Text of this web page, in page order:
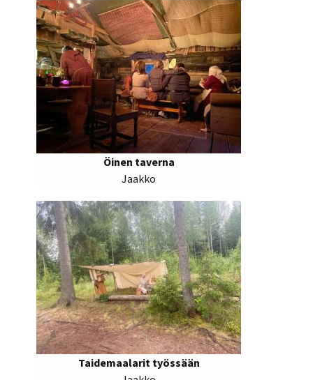
Öinen taverna
Jaakko
Taidemaalarit työssään